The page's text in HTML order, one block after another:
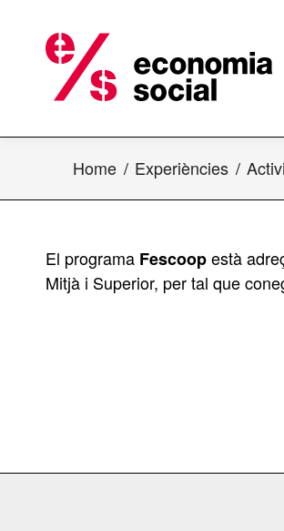
Home Experiències
El programa Fescoopestà
Mitjà i Superior, per tal que